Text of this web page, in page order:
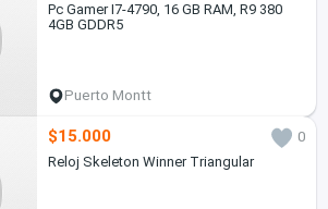
Pc Gamer I7-4790, 16 GB RAM, R9 380
4GB GDDR5
Puerto Montt
$15.000
0
Reloj Skeleton Winner Triangular